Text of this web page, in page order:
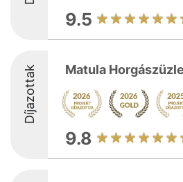
9.5
Díjazottak Matula
9.8